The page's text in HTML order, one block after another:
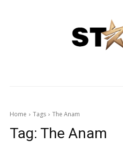
Home Tags The Anam
Tag: The Anam